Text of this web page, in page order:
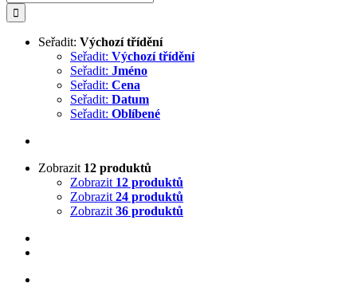
Seřadit: Výchozí třídění
Seřadit: Výchozí třídění
Seřadit: Jméno
Seřadit: Cena
Seřadit: Datum
Seřadit: Oblíbené
Zobrazit 12 produktů
Zobrazit 12 produktů
Zobrazit 24 produktů
Zobrazit 36 produktů